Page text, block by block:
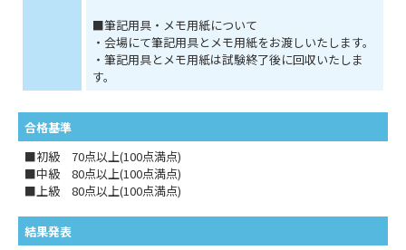
■筆記用具・メモ用紙について
・会場にて筆記用具とメモ用紙をお渡しいたします。
・筆記用具とメモ用紙は試験終了後に回収いたしま
す。
合格基準
■初級 70点以上(100点満点)
■中級 80点以上(100点満点)
■上級 80点以上(100点満点)
結果発表